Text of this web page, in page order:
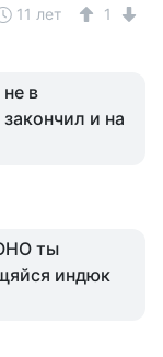
11 лет 1
в
и на
ты
индюк